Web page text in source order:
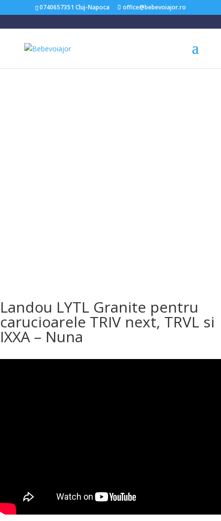
0740657351 Cluj-Napoca office@bebevoiajor.ro
/Carucioare Copii
/ Landou LYTL Granite pentru carucioarele
TRIV next, TRVL si IXXA – Nuna
Landou LYTL Granite pentru
carucioarele TRIV next, TRVL si
IXXA – Nuna